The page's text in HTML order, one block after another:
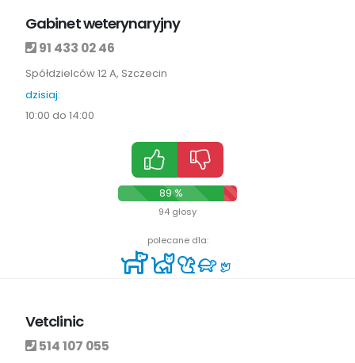
Gabinet weterynaryjny
91 433 02 46
Spółdzielców 12 A, Szczecin
dzisiaj:
10:00 do 14:00
89 % 11 %
94 głosy
polecane dla:
Vetclinic
514 107 055